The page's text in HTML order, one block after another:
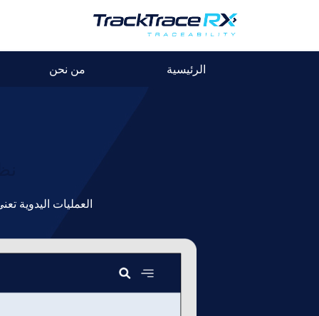
الرئيسية من نحن
العمليات اليدوية